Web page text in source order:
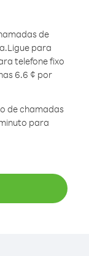
de
Ligue para
telefone fixo
6.6 ¢ por
de chamadas
para